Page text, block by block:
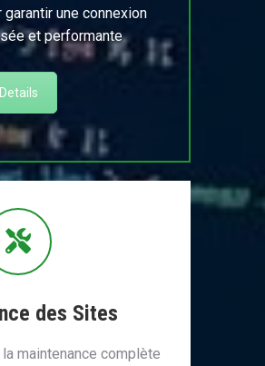
une connexion
et performante
Details
des Sites
maintenance complète